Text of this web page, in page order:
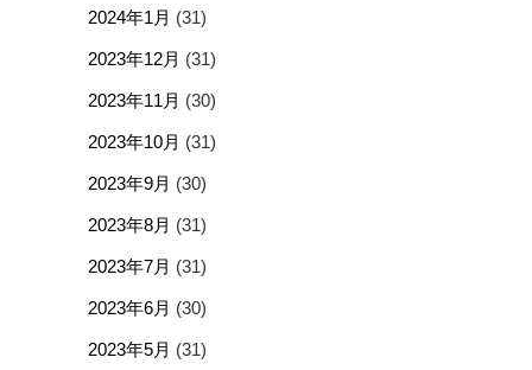
2024年1月 (31)
2023年12月 (31)
2023年11月 (30)
2023年10月 (31)
2023年9月 (30)
2023年8月 (31)
2023年7月 (31)
2023年6月 (30)
2023年5月 (31)